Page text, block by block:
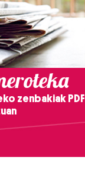
zenbakiak PDF